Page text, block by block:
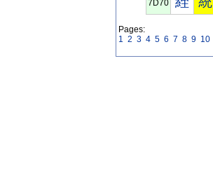
7D70
Pages:
1 2 3 4 5 6 7 8 9 10